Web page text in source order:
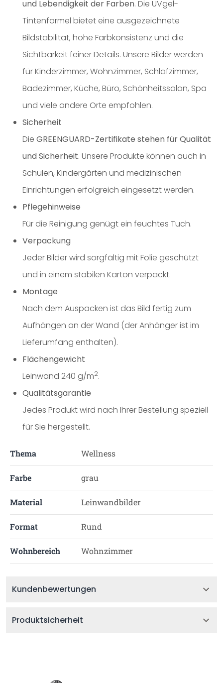
und Lebendigkeit der Farben. Die UVgel-
Tintenformel bietet eine ausgezeichnete
Bildstabilität, hohe Farbkonsistenz und die
Sichtbarkeit feiner Details. Unsere Bilder werden
für Kinderzimmer, Wohnzimmer, Schlafzimmer,
Badezimmer, Küche, Büro, Schönheitssalon, Spa
und viele andere Orte empfohlen.
Sicherheit
Die GREENGUARD-Zertifikate stehen für Qualität
und Sicherheit. Unsere Produkte können auch in
Schulen, Kindergärten und medizinischen
Einrichtungen erfolgreich eingesetzt werden.
Pflegehinweise
Für die Reinigung genügt ein feuchtes Tuch.
Verpackung
Jeder Bilder wird sorgfältig mit Folie geschützt
und in einem stabilen Karton verpackt.
Montage
Nach dem Auspacken ist das Bild fertig zum
Aufhängen an der Wand (der Anhänger ist im
Lieferumfang enthalten).
Flächengewicht
Leinwand 240 g/m2.
Qualitätsgarantie
Jedes Produkt wird nach Ihrer Bestellung speziell
für Sie hergestellt.
Thema Wellness
Farbe grau
Material Leinwandbilder
Format Rund
Wohnbereich Wohnzimmer
Kundenbewertungen
Produktsicherheit